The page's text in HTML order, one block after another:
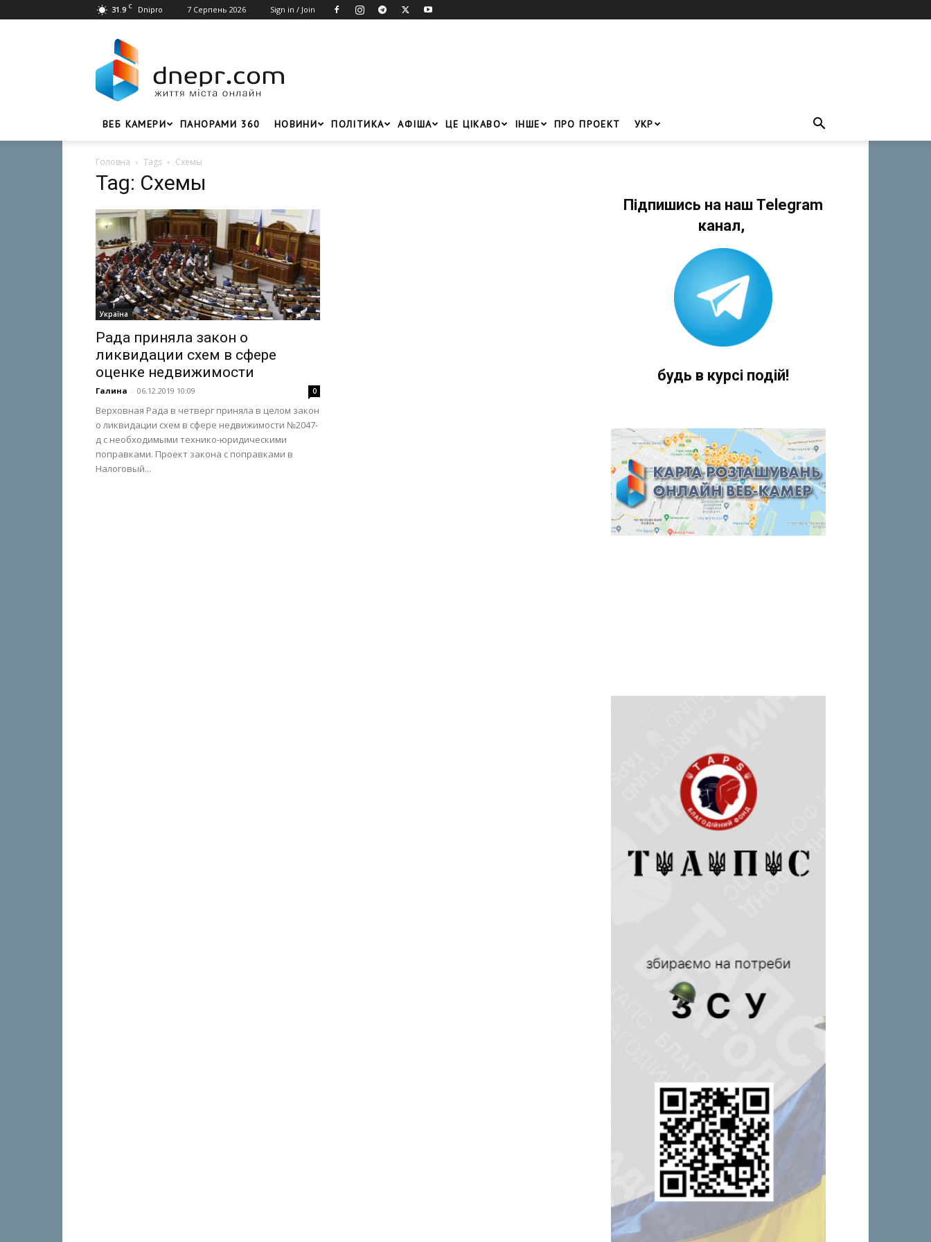
31.9 C Dnipro 7 Серпень 2026 Sign in / Join
Головний
портал
Дніпра
ВЕБ КАМЕРИ ПАНОРАМИ 360 НОВИНИ ПОЛІТИКА АФІША ЦЕ ЦІКАВО ІНШЕ ПРО ПРОЕКТ УКР
Головна Tags Схемы
Tag: Схемы
Україна
Рада приняла закон о
ликвидации схем в сфере
оценке недвижимости
Галина - 06.12.2019 10:09 0
Верховная Рада в четверг приняла в целом закон
о ликвидации схем в сфере недвижимости №2047-
д с необходимыми технико-юридическими
поправками. Проект закона с поправками в
Налоговый...
Підпишись на наш Telegram
канал,
будь в курсі подій!